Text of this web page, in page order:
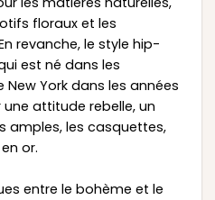
floraux et les
revanche, le style hip-
est né dans les
York dans les années
attitude rebelle, un
amples, les casquettes,
or.
entre le bohème et le